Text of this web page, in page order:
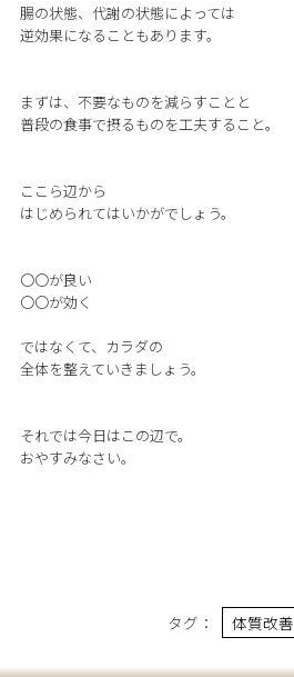
腸の状態、代謝の状態によっては
逆効果になることもあります。
まずは、不要なものを減らすことと
普段の食事で摂るものを工夫すること。
ここら辺から
はじめられてはいかがでしょう。
〇〇が良い
〇〇が効く
ではなくて、カラダの
全体を整えていきましょう。
それでは今日はこの辺で。
おやすみなさい。
タグ： 体質改善